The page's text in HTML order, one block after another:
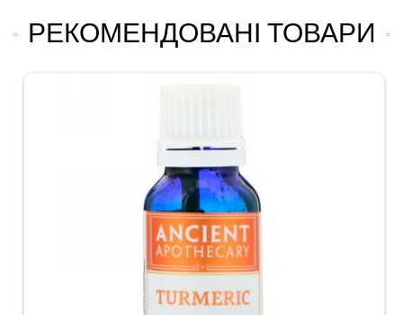
РЕКОМЕНДОВАНІ ТОВАРИ